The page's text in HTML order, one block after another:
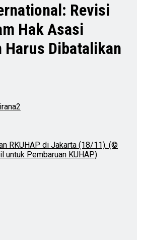
Revisi
Hak Asasi
Harus Dibatalikan